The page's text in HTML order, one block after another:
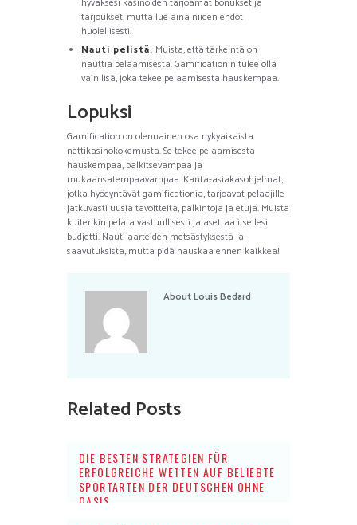
tarjoukset, mutta lue aina niiden ehdot
huolellisesti.
Nauti pelistä: Muista, että tärkeintä on
nauttia pelaamisesta. Gamificationin tulee olla
vain lisä, joka tekee pelaamisesta hauskempaa.
Lopuksi
Gamification on olennainen osa nykyaikaista
nettikasinokokemusta. Se tekee pelaamisesta
hauskempaa, palkitsevampaa ja
mukaansatempaavampaa. Kanta-asiakasohjelmat,
jotka hyödyntävät gamificationia, tarjoavat pelaajille
jatkuvasti uusia tavoitteita, palkintoja ja etuja. Muista
kuitenkin pelata vastuullisesti ja asettaa itsellesi
budjetti. Nauti aarteiden metsästyksestä ja
saavutuksista, mutta pidä hauskaa ennen kaikkea!
AboutLouis Bedard
Related Posts
DIE BESTEN STRATEGIEN FÜR
ERFOLGREICHE WETTEN AUF BELIEBTE
SPORTARTEN DER DEUTSCHEN OHNE
OASIS